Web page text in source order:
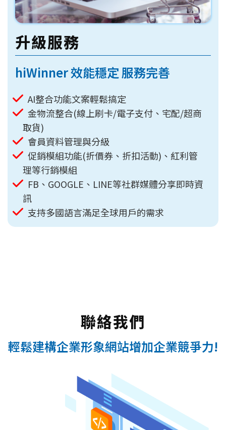
升級服務
hiWinner 效能穩定 服務完善
AI整合功能文案輕鬆搞定
金物流整合(線上刷卡/電子支付、宅配/超商
取貨)
會員資料管理與分級
促銷模組功能(折價券、折扣活動)、紅利管
理等行銷模組
FB、GOOGLE、LINE等社群媒體分享即時資
訊
支持多國語言滿足全球用戶的需求
聯絡我們
輕鬆建構企業形象網站增加企業競爭力!